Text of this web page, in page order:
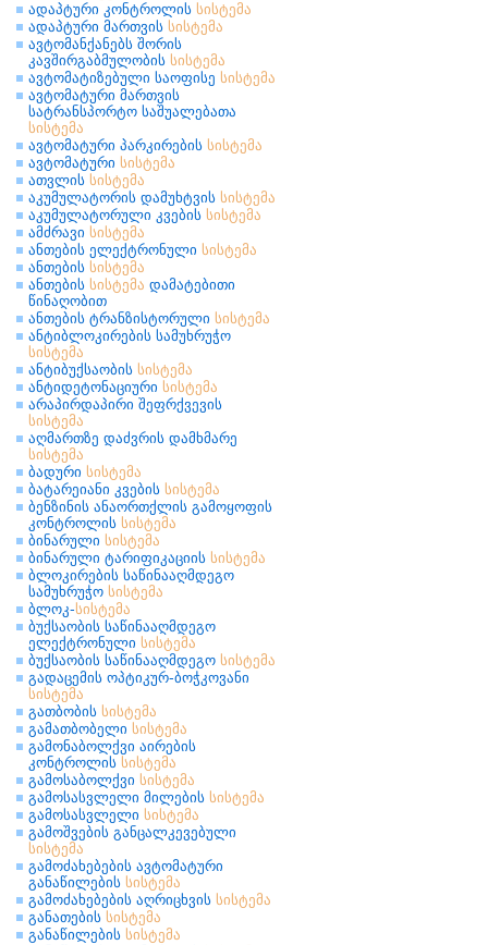
ადაპტური კონტროლის სისტემა
ადაპტური მართვის სისტემა
ავტომანქანებს შორის
კავშირგაბმულობის სისტემა
ავტომატიზებული საოფისე სისტემა
ავტომატური მართვის
სატრანსპორტო საშუალებათა
სისტემა
ავტომატური პარკირების სისტემა
ავტომატური სისტემა
ათვლის სისტემა
აკუმულატორის დამუხტვის სისტემა
აკუმულატორული კვების სისტემა
ამძრავი სისტემა
ანთების ელექტრონული სისტემა
ანთების სისტემა
ანთების სისტემა დამატებითი
წინაღობით
ანთების ტრანზისტორული სისტემა
ანტიბლოკირების სამუხრუჭო
სისტემა
ანტიბუქსაობის სისტემა
ანტიდეტონაციური სისტემა
არაპირდაპირი შეფრქვევის
სისტემა
აღმართზე დაძვრის დამხმარე
სისტემა
ბადური სისტემა
ბატარეიანი კვების სისტემა
ბენზინის ანაორთქლის გამოყოფის
კონტროლის სისტემა
ბინარული სისტემა
ბინარული ტარიფიკაციის სისტემა
ბლოკირების საწინააღმდეგო
სამუხრუჭო სისტემა
ბლოკ-სისტემა
ბუქსაობის საწინააღმდეგო
ელექტრონული სისტემა
ბუქსაობის საწინააღმდეგო სისტემა
გადაცემის ოპტიკურ-ბოჭკოვანი
სისტემა
გათბობის სისტემა
გამათბობელი სისტემა
გამონაბოლქვი აირების
კონტროლის სისტემა
გამოსაბოლქვი სისტემა
გამოსასვლელი მილების სისტემა
გამოსასვლელი სისტემა
გამოშვების განცალკევებული
სისტემა
გამოძახებების ავტომატური
განაწილების სისტემა
გამოძახებების აღრიცხვის სისტემა
განათების სისტემა
განაწილების სისტემა